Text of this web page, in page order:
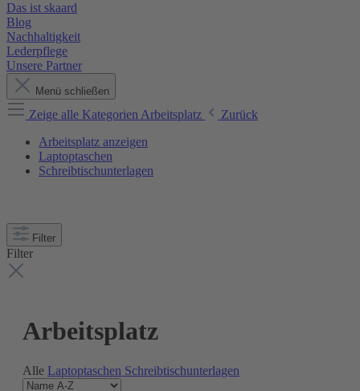
Das ist skaard
Blog
Nachhaltigkeit
Lederpflege
Unsere Partner
Menü schließen
Zeige alle Kategorien Arbeitsplatz
Zurück
Arbeitsplatz anzeigen
Laptoptaschen
Schreibtischunterlagen
Filter
Filter
Arbeitsplatz
Alle Laptoptaschen Schreibtischunterlagen